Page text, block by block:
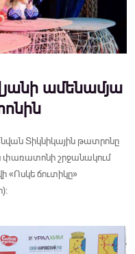
ամենամյա
Տիկնիկային թատրոնը
փառատոնի շրջանակում
«Ոսկե ճուտիկը»